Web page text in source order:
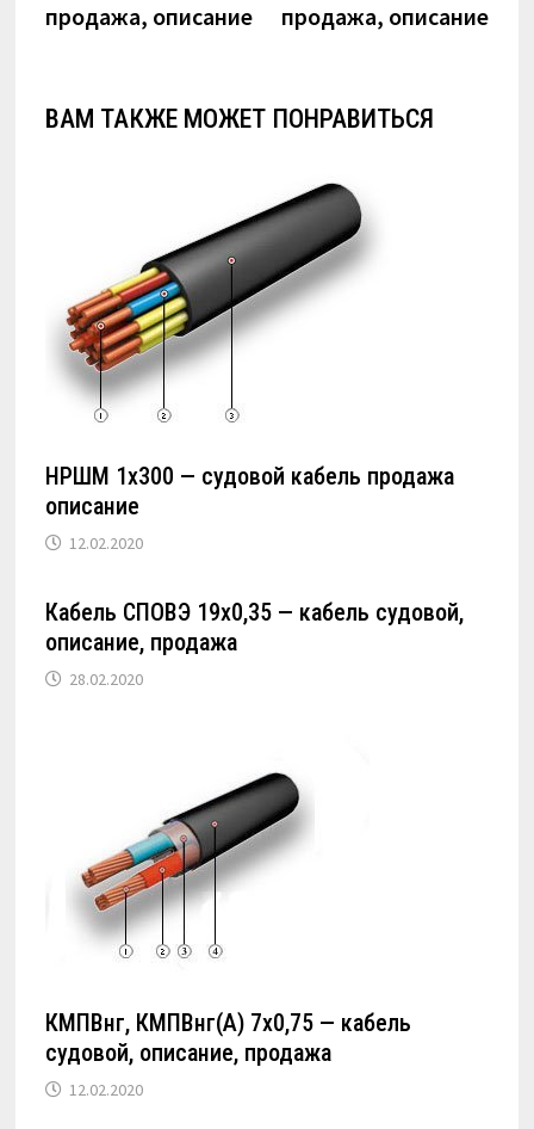
продажа, описание
продажа, описание
ВАМ ТАКЖЕ МОЖЕТ ПОНРАВИТЬСЯ
НРШМ 1х300 — судовой кабель продажа
описание
12.02.2020
Кабель СПОВЭ 19х0,35 — кабель судовой,
описание, продажа
28.02.2020
КМПВнг, КМПВнг(А) 7х0,75 — кабель
судовой, описание, продажа
12.02.2020